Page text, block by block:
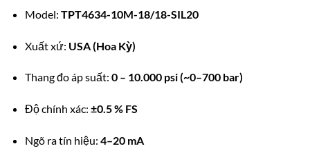
Model: TPT4634-10M-18/18-SIL20
Xuất xứ: USA (Hoa Kỳ)
Thang đo áp suất: 0 – 10.000 psi (~0–700 bar)
Độ chính xác: ±0.5 % FS
Ngõ ra tín hiệu: 4–20 mA